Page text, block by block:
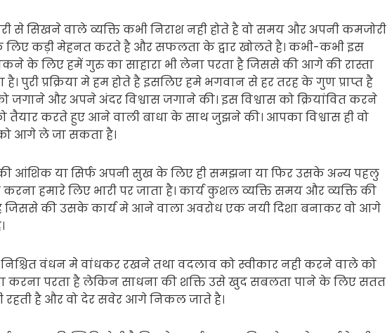
से सिखने वाले व्यक्ति कभी निराश नही होते है वो समय और अपनी कमजोरी
कड़ी मेहनत करते है और सफलता के द्वार खोलते है। कभी-कभी इस
के लिए हमें गुरु का साहारा भी लेना परता है जिससे की आगे की रास्ता
है। पुरी प्रक्रिया मे हम होते है इसलिए हमे भगवान से हर तरह के गुण प्राप्त है
जगाने और अपने अंदर विश्वास जगाने की। इस विश्वास को क्रियांवित करने
तैयार करते हुए आने वाली बाधा के साथ जुझने की। आपका विश्वास ही वो
आगे ले जा सकता है।
आंशिक या सिर्फ अपनी सुख के लिए ही समझना या फिर उसके अन्य पहलु
हमारे लिए भारी पर जाता है। कार्य कुशल व्यक्ति समय और व्यक्ति की
जिससे की उसके कार्य मे आने वाला अवरोध एक नयी दिशा बनाकर वो आगे
वंधन मे वांधकर रखने तथा वदलाव को स्वीकार नही करने वाले को
करना परता है लेकिन साधना की शक्ति उसे खुद सबलता पाने के लिए सतत
रहती है और वो देर सवेर आगे निकल जाते है।